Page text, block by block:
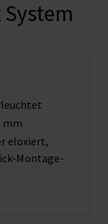
mm
eloxiert,
Montage­